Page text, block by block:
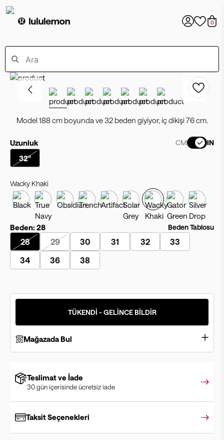
0
Model 188 cm boyunda ve 32 beden giyiyor, iç dikişi 76 cm.
Uzunluk CM IN
32"
Wacky Khaki
Beden: 28 Beden Tablosu
28 29 30 31 32
33
34
36 38
TÜKENDİ - GELİNCE BİLDİR
Mağazada Bul
Teslimat ve İade
30 gün içerisinde ücretsiz iade
Taksit Seçenekleri